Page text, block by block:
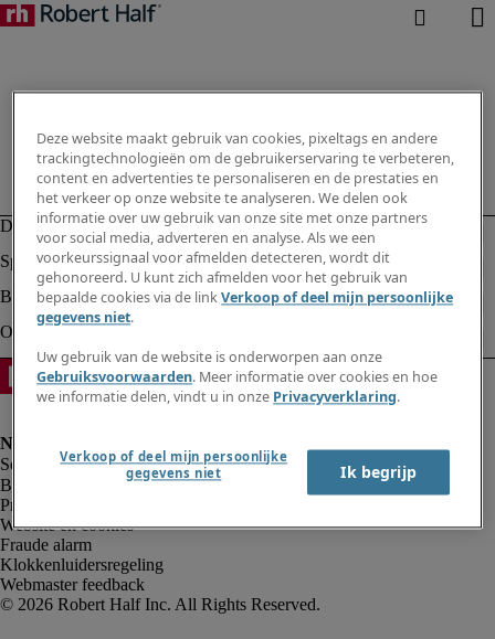
Bedrijfsinformatie
Privacyverklaring
Website en cookies
Fraude alarm
Klokkenluidersregeling
Webmaster feedback
Deze website maakt gebruik van cookies, pixeltags en andere
trackingtechnologieën om de gebruikerservaring te verbeteren,
content en advertenties te personaliseren en de prestaties en
het verkeer op onze website te analyseren. We delen ook
informatie over uw gebruik van onze site met onze partners
voor social media, adverteren en analyse. Als we een
voorkeurssignaal voor afmelden detecteren, wordt dit
gehonoreerd. U kunt zich afmelden voor het gebruik van
bepaalde cookies via de linkVerkoop of deel mijn persoonlijke
gegevens niet.
Uw gebruik van de website is onderworpen aan onze
Gebruiksvoorwaarden. Meer informatie over cookies en hoe
we informatie delen, vindt u in onze Privacyverklaring.
Verkoop of deel mijn persoonlijke
gegevens niet
Ik begrijp